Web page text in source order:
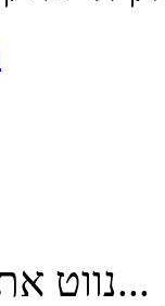
נווט את האניה שלך דרך...